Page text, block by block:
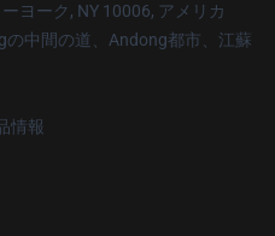
ヨーク, NY 10006, アメリカ
の中間の道、Andong都市、江蘇
情報